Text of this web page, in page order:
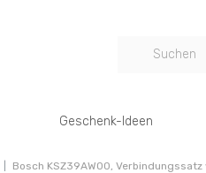
Geschenk-Ideen
Bosch KSZ39AW00, Verbindungssatz